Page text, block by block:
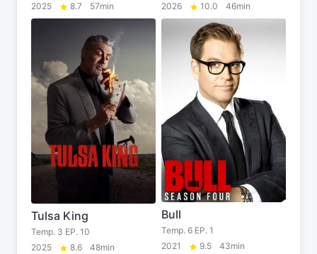
2025
8.7 57min
2026
10.0 46min
Tulsa King
Temp. 3 EP. 10
2025
8.6 48min
Bull
Temp. 6 EP. 1
2021
9.5 43min